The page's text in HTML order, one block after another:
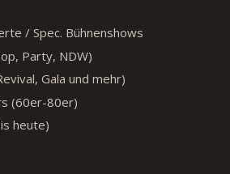
/ Spec. Bühnenshows
Party, NDW)
Gala und mehr)
(60er-80er)
heute)